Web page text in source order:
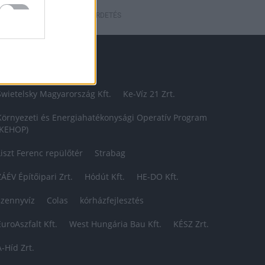
HIRDETÉS
Magyarország Kft. Ke-Víz 21 Zrt.
és Energiahatékonysági Operatív Program
Ferenc repülőtér Strabag
Építőipari Zrt. Hódút Kft. HE-DO Kft.
Colas kórházfejlesztés
Kft. West Hungária Bau Kft. KÉSZ Zrt.
Híd Zrt.